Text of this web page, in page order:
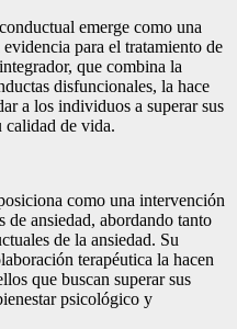
emerge como una
para el tratamiento de
que combina la
disfuncionales, la hace
a los individuos a superar sus
calidad de vida.
como una intervención
de ansiedad, abordando tanto
de la ansiedad. Su
terapéutica la hacen
que buscan superar sus
psicológico y